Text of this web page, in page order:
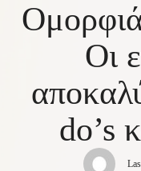
Οι
do’s